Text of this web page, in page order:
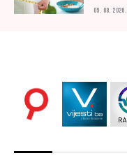
09. 08. 2026.